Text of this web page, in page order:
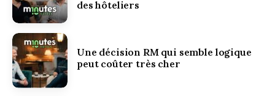
des hôteliers
Une décision RM qui semble logique
peut coûter très cher